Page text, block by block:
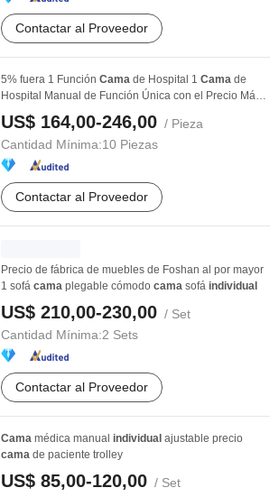
Contactar al Proveedor
5% fuera 1 Función Cama de Hospital 1 Cama de
Hospital Manual de Función Única con el Precio Más
US$ 164,00-246,00 / Pieza
Cantidad Mínima:10 Piezas
Contactar al Proveedor
Precio de fábrica de muebles de Foshan al por mayor
1 sofá cama plegable cómodo cama sofá individual
US$ 210,00-230,00 / Set
Cantidad Mínima:2 Sets
Contactar al Proveedor
Cama médica manual individual ajustable precio
cama de paciente trolley
US$ 85,00-120,00 / Set